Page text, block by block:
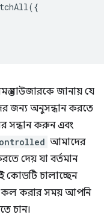
({
ব্রাউজারকে জানায় যে
জন্য অনুসন্ধান করতে
সন্ধান করুন এবং
আমাদের
দেয় যা বর্তমান
কোডটি চালাচ্ছেন
কল করার সময় আপনি
চান।